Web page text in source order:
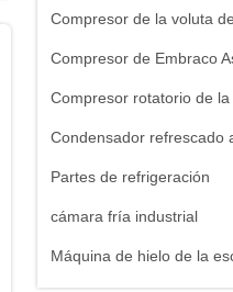
Compresor de la voluta
Compresor de Embraco
Compresor rotatorio de la
Condensador refrescado
Partes de refrigeración
cámara fría industrial
Máquina de hielo de la